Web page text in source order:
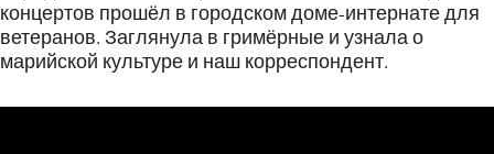
концертов прошёл в городском доме-интернате для
ветеранов. Заглянула в гримёрные и узнала о
марийской культуре и наш корреспондент.